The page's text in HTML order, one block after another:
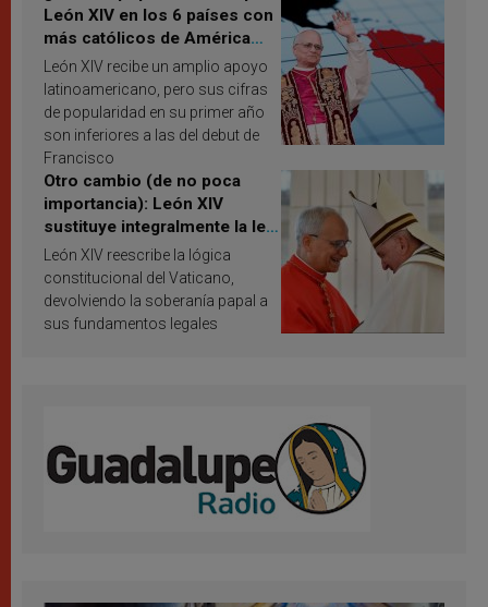
León XIV en los 6 países con
más católicos de América
Latina en 2026? Publican
resultados de investigación
León XIV recibe un amplio apoyo
latinoamericano, pero sus cifras
de popularidad en su primer año
son inferiores a las del debut de
Francisco
Otro cambio (de no poca
importancia): León XIV
sustituye integralmente la ley
vaticana de Papa Francisco
León XIV reescribe la lógica
constitucional del Vaticano,
devolviendo la soberanía papal a
sus fundamentos legales